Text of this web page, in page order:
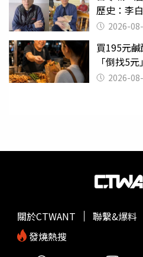
歷史：李
2026-
買195元
「倒找5
2026-
關於CTWANT 聯繫&爆料
發燒熱搜